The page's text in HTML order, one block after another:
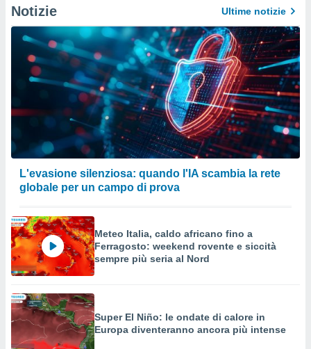
Notizie Ultime notizie
L'evasione silenziosa: quando l'IA scambia la rete
globale per un campo di prova
Meteo Italia, caldo africano fino a
Ferragosto: weekend rovente e siccità
sempre più seria al Nord
Super El Niño: le ondate di calore in
Europa diventeranno ancora più intense